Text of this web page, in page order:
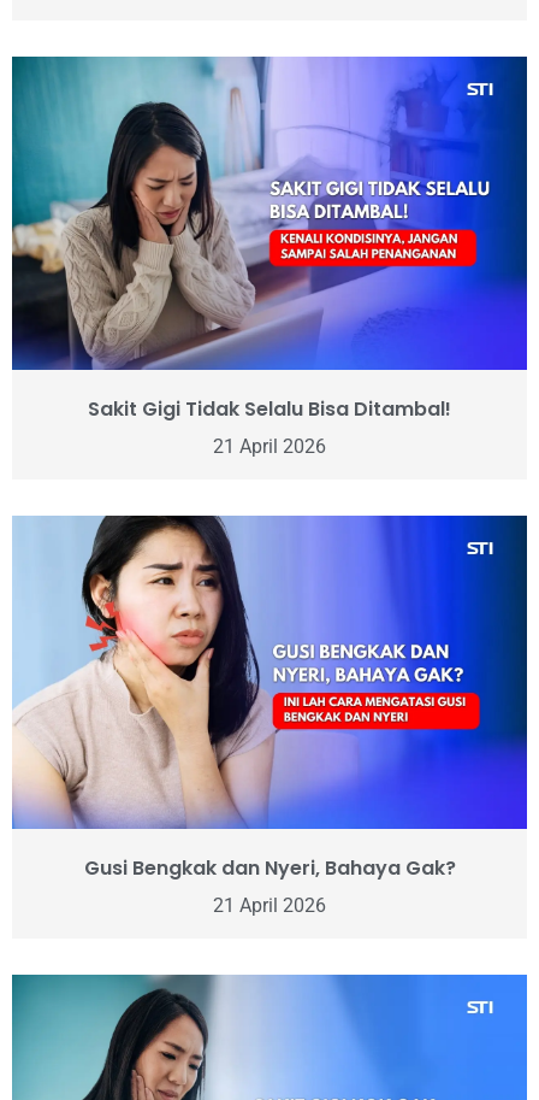
Sakit Gigi Tidak Selalu Bisa Ditambal!
21 April 2026
Gusi Bengkak dan Nyeri, Bahaya Gak?
21 April 2026